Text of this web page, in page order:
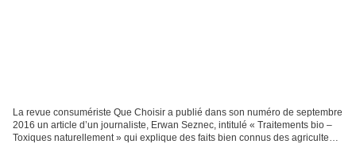
La revue consumériste Que Choisir a publié dans son numéro de septembre
2016 un article d’un journaliste, Erwan Seznec, intitulé « Traitements bio –
Toxiques naturellement » qui explique des faits bien connus des agriculteurs